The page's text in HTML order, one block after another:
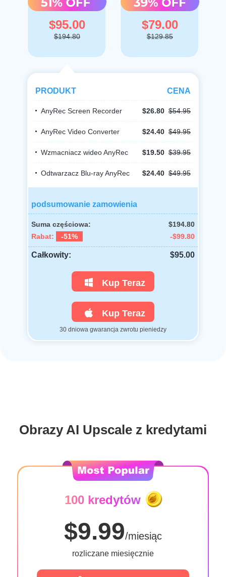
$95.00
$194.80
$79.00
$129.85
PRODUKT CENA
AnyRec Screen Recorder $26.80 $54.95
AnyRec Video Converter $24.40 $49.95
Wzmacniacz wideo AnyRec $19.50 $39.95
Odtwarzacz Blu-ray AnyRec $24.40 $49.95
podsumowanie zamowienia
Suma częściowa:
$194.80
Rabat:
-51% -$99.80
Całkowity: $95.00
Kup Teraz
Kup Teraz
30 dniowa gwarancja zwrotu pieniedzy
Obrazy AI Upscale z kredytami
100 kredytów
$9.99/miesiąc
rozliczane miesięcznie